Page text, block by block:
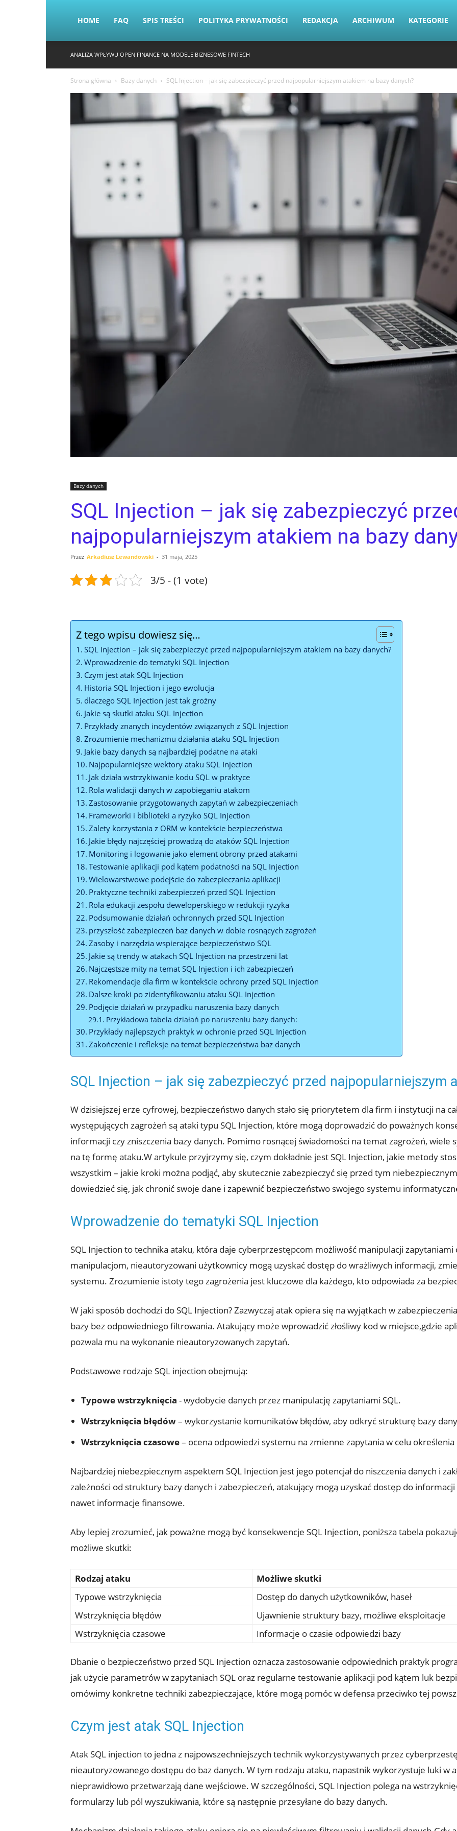
HOME FAQ SPIS TREŚCI POLITYKA PRYWATNOŚCI REDAKCJA ARCHIWUM KATEGORIE
ANALIZA WPŁYWU OPEN FINANCE NA MODELE BIZNESOWE FINTECH
Strona główna Bazy danych SQL Injection – jak się zabezpieczyć przed najpopularniejszym atakiem na bazy danych?
Bazy danych
SQL Injection – jak się zabezpieczyć
najpopularniejszym atakiem na bazy
Przez Arkadiusz Lewandowski - 31 maja, 2025
3/5 - (1 vote)
Z tego wpisu dowiesz się…
SQL ​Injection‍ – jak się zabezpieczyć przed ‍najpopularniejszym atakiem na⁤ bazy danych?
Wprowadzenie do tematyki SQL Injection
Czym jest ⁢atak SQL Injection
Historia SQL Injection ​i jego⁢ ewolucja
dlaczego SQL Injection ⁤jest tak ⁤groźny
Jakie są skutki ataku SQL Injection
Przykłady znanych incydentów związanych z ⁤SQL Injection
Zrozumienie ‌mechanizmu‍ działania ataku SQL ⁣Injection
Jakie bazy danych są najbardziej ‍podatne na​ ataki
Najpopularniejsze ⁢wektory ataku SQL Injection
Jak działa wstrzykiwanie kodu SQL w praktyce
Rola walidacji danych w zapobieganiu ⁢atakom
Zastosowanie przygotowanych zapytań w zabezpieczeniach
Frameworki i‌ biblioteki a ryzyko SQL⁣ Injection
Zalety korzystania z ORM ⁢w kontekście bezpieczeństwa
Jakie ​błędy najczęściej prowadzą do ataków SQL Injection
Monitoring​ i logowanie jako element obrony przed atakami
Testowanie aplikacji pod kątem‌ podatności​ na SQL Injection
Wielowarstwowe podejście do zabezpieczania aplikacji
Praktyczne ​techniki‍ zabezpieczeń przed SQL Injection
Rola edukacji zespołu deweloperskiego​ w redukcji ryzyka
Podsumowanie działań ochronnych przed SQL Injection
przyszłość zabezpieczeń baz danych w ‌dobie rosnących zagrożeń
Zasoby i narzędzia wspierające bezpieczeństwo ‌SQL
Jakie​ są trendy w atakach SQL Injection⁤ na‍ przestrzeni lat
Najczęstsze mity na​ temat SQL Injection i ich zabezpieczeń
Rekomendacje dla⁢ firm w kontekście ochrony przed SQL Injection
Dalsze kroki​ po ⁢zidentyfikowaniu ataku SQL Injection
Podjęcie działań w przypadku naruszenia bazy danych
Przykładowa tabela działań po​ naruszeniu bazy⁢ danych:
Przykłady​ najlepszych praktyk w ochronie ⁣przed​ SQL Injection
Zakończenie ⁤i refleksje na temat bezpieczeństwa baz danych
SQL ​Injection‍ – jak się zabezpieczyć przed ‍najpopularniejszym
W dzisiejszej ⁤erze‍ cyfrowej, bezpieczeństwo⁣ danych ‍stało się priorytetem dla firm i instytucji na
‍występujących zagrożeń są ataki ⁢typu SQL Injection, które mogą‌ doprowadzić do⁣ poważnych
informacji czy ⁤zniszczenia bazy​ danych. ⁣Pomimo rosnącej świadomości na temat zagrożeń,
na tę⁣ formę ataku.W artykule przyjrzymy ‌się, czym‌ dokładnie jest SQL Injection, jakie metody
wszystkim – ⁢jakie kroki można podjąć, aby skutecznie zabezpieczyć ⁤się przed ⁢tym
dowiedzieć się, jak chronić ​swoje dane i zapewnić bezpieczeństwo swojego⁢ systemu
Wprowadzenie do tematyki SQL Injection
SQL Injection to technika ⁢ataku, ⁣która ⁢daje‍ cyberprzestępcom możliwość manipulacji zapytaniami
manipulacjom, nieautoryzowani⁤ użytkownicy ⁤mogą uzyskać ‌dostęp do wrażliwych informacji,
systemu. Zrozumienie istoty‍ tego zagrożenia‍ jest kluczowe dla każdego, kto ‌odpowiada za
W jaki sposób dochodzi ‍do SQL ⁣Injection? ​Zazwyczaj atak opiera się na wyjątkach w
‍bazy⁣ bez odpowiedniego filtrowania. ‍Atakujący może wprowadzić złośliwy kod w miejsce,gdzie
pozwala mu ‌na wykonanie nieautoryzowanych ​zapytań.
Podstawowe rodzaje SQL injection obejmują:
Typowe wstrzyknięcia -‍ wydobycie danych przez ‌manipulację zapytaniami SQL.
Wstrzyknięcia​ błędów– wykorzystanie komunikatów błędów, aby odkryć ​strukturę bazy⁢
Wstrzyknięcia czasowe– ocena⁤ odpowiedzi⁢ systemu⁢ na zmienne zapytania w celu‍ określenia
Najbardziej ‌niebezpiecznym aspektem ​SQL Injection ⁢jest jego potencjał ⁢do niszczenia danych‌ i
zależności od struktury bazy danych ⁤i zabezpieczeń, atakujący ⁣mogą uzyskać ‌dostęp do informacji
nawet informacje finansowe.
Aby lepiej zrozumieć, jak poważne mogą być konsekwencje‌ SQL Injection,​ poniższa tabela
możliwe skutki:
Rodzaj ataku
Możliwe skutki
Typowe wstrzyknięcia
Dostęp do danych użytkowników, haseł
Wstrzyknięcia błędów
Ujawnienie‍ struktury bazy, możliwe eksploitacje
Wstrzyknięcia czasowe
Informacje o czasie odpowiedzi bazy
Dbanie o bezpieczeństwo przed SQL Injection oznacza zastosowanie odpowiednich praktyk⁢
jak użycie parametrów w zapytaniach SQL⁤ oraz regularne testowanie aplikacji ​pod kątem ⁤luk
omówimy konkretne techniki ⁤zabezpieczające, które mogą pomóc w​ defensa⁣ przeciwko tej⁣
Czym jest ⁢atak SQL Injection
Atak SQL ​injection to jedna z​ najpowszechniejszych⁢ technik wykorzystywanych przez
nieautoryzowanego ⁢dostępu do baz danych. W tym rodzaju‍ ataku, napastnik wykorzystuje luki w⁢
nieprawidłowo przetwarzają dane wejściowe. ⁤W szczególności, SQL​ Injection polega na
formularzy lub pól wyszukiwania,‌ które ‌są następnie przesyłane do bazy ⁣danych.